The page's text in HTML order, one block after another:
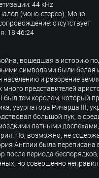
44 kHz
(моно-стерео): Моно
отсутствует
18:46:24
вошедшая в историю
символами были белая
населению и разорение
много представителей
был тем королем, который
узурпатора Ричарда III,
большой лук, а
латными
Но, возможно, не
Англии была
после периода
но совершенно